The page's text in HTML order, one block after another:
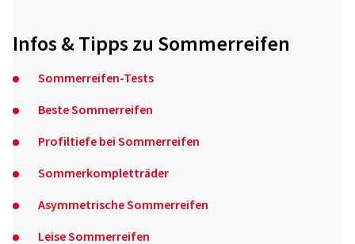
Infos & Tipps zu Sommerreifen
Sommerreifen-Tests
Beste Sommerreifen
Profiltiefe bei Sommerreifen
Sommerkompletträder
Asymmetrische Sommerreifen
Leise Sommerreifen